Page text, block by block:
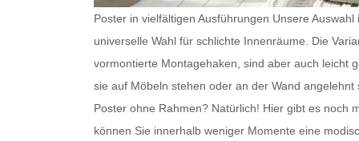
Poster in vielfältigen Ausführungen Unsere
universelle Wahl für schlichte Innenräume. Die
vormontierte Montagehaken, sind aber auch leicht
sie auf Möbeln stehen oder an der Wand
Poster ohne Rahmen? Natürlich! Hier gibt es noch
können Sie innerhalb weniger Momente eine